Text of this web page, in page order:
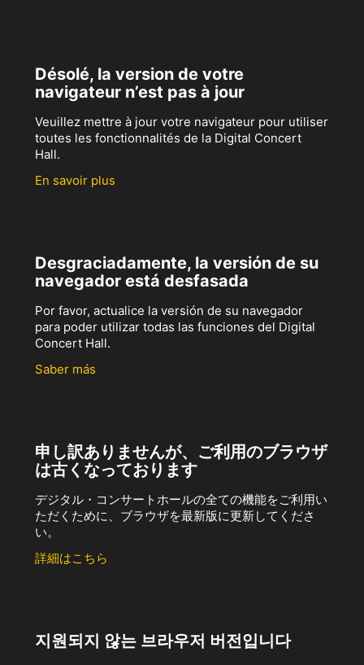
Désolé, la version de votre
navigateur n’est pas à jour
Veuillez mettre à jour votre navigateur pour utiliser
toutes les fonctionnalités de la Digital Concert
Hall.
En savoir plus
Desgraciadamente, la versión de su
navegador está desfasada
Por favor, actualice la versión de su navegador
para poder utilizar todas las funciones del Digital
Concert Hall.
Saber más
申し訳ありませんが、ご利用のブラウザ
は古くなっております
デジタル・コンサートホールの全ての機能をご利用い
ただくために、ブラウザを最新版に更新してくださ
い。
詳細はこちら
지원되지 않는 브라우저 버전입니다